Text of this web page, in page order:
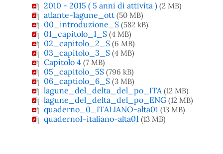
2010 - 2015 ( 5 anni di attivita ) (2 MB)
atlante-lagune_ott (50 MB)
00_introduzione_S (582 kB)
01_capitolo_1_S (4 MB)
02_capitolo_2_S (6 MB)
03_capitolo_3_S (4 MB)
Capitolo 4 (7 MB)
05_capitolo_5S (796 kB)
06_captiolo_6_S (3 MB)
lagune_del_delta_del_po_ITA (12 MB)
lagune_del_delta_del_po_ENG (12 MB)
quaderno_0_ITALIANO-alta01 (13 MB)
quaderno1-italiano-alta01 (13 MB)